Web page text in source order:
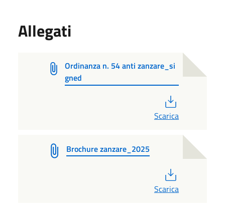
Allegati
Ordinanza n. 54 anti zanzare_si
gned
Scarica
Brochure zanzare_2025
Scarica